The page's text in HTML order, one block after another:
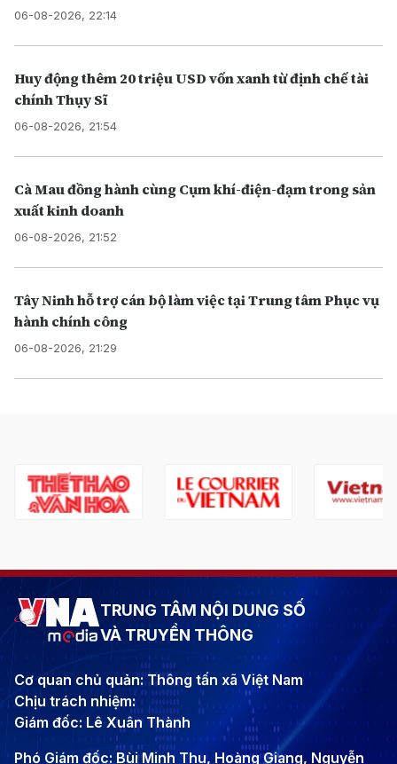
06-08-2026, 22:14
Huy động thêm 20 triệu USD vốn xanh từ định chế tài
chính Thụy Sĩ
06-08-2026, 21:54
Cà Mau đồng hành cùng Cụm khí-điện-đạm trong sản
xuất kinh doanh
06-08-2026, 21:52
Tây Ninh hỗ trợ cán bộ làm việc tại Trung tâm Phục vụ
hành chính công
06-08-2026, 21:29
TRUNG TÂM NỘI DUNG SỐ
VÀ TRUYỀN THÔNG
Cơ quan chủ quản: Thông tấn xã Việt Nam
Chịu trách nhiệm:
Giám đốc: Lê Xuân Thành
Phó Giám đốc: Bùi Minh Thu, Hoàng Giang, Nguyễn